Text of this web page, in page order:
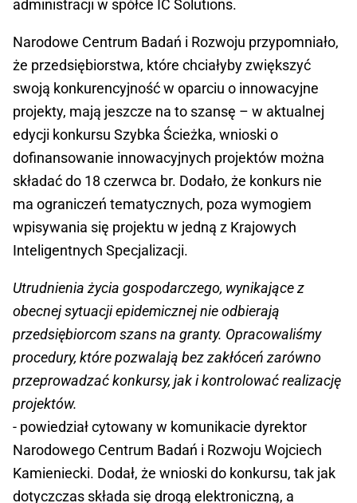
administracji w spółce IC Solutions.
Narodowe Centrum Badań i Rozwoju przypomniało,
że przedsiębiorstwa, które chciałyby zwiększyć
swoją konkurencyjność w oparciu o innowacyjne
projekty, mają jeszcze na to szansę – w aktualnej
edycji konkursu Szybka Ścieżka, wnioski o
dofinansowanie innowacyjnych projektów można
składać do 18 czerwca br. Dodało, że konkurs nie
ma ograniczeń tematycznych, poza wymogiem
wpisywania się projektu w jedną z Krajowych
Inteligentnych Specjalizacji.
Utrudnienia życia gospodarczego, wynikające z
obecnej sytuacji epidemicznej nie odbierają
przedsiębiorcom szans na granty. Opracowaliśmy
procedury, które pozwalają bez zakłóceń zarówno
przeprowadzać konkursy, jak i kontrolować realizację
projektów.
- powiedział cytowany w komunikacie dyrektor
Narodowego Centrum Badań i Rozwoju Wojciech
Kamieniecki. Dodał, że wnioski do konkursu, tak jak
dotyczczas składa się drogą elektroniczną, a